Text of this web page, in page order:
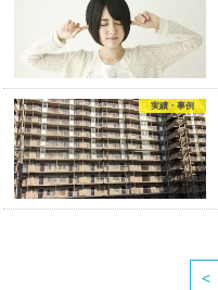
実績・事例
<